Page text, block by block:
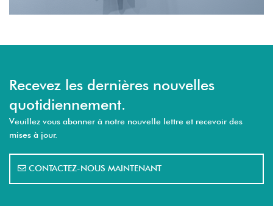
Recevez les dernières nouvelles
quotidiennement.
Veuillez vous abonner à notre nouvelle lettre et recevoir des
mises à jour.
CONTACTEZ-NOUS MAINTENANT